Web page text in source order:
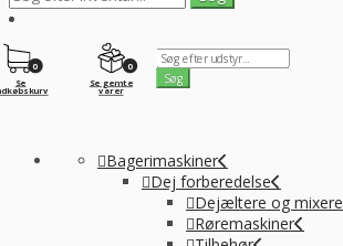
0
Se gemte
varer
0
Se
Bagerimaskiner
Dej forberedelse
Dejæltere og mixere
Røremaskiner